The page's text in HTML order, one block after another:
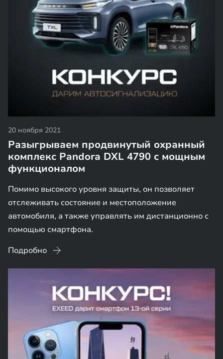
20 ноября 2021
Разыгрываем продвинутый охранный
комплекс Pandora DXL 4790 с мощным
функционалом
Помимо высокого уровня защиты, он позволяет
отслеживать состояние и местоположение
автомобиля, а также управлять им дистанционно с
помощью смартфона.
Подробно